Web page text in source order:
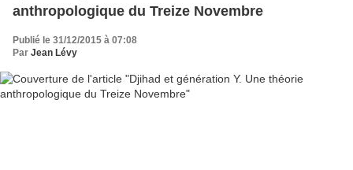
anthropologique du Treize Novembre
Publié le 31/12/2015 à 07:08
Par Jean Lévy